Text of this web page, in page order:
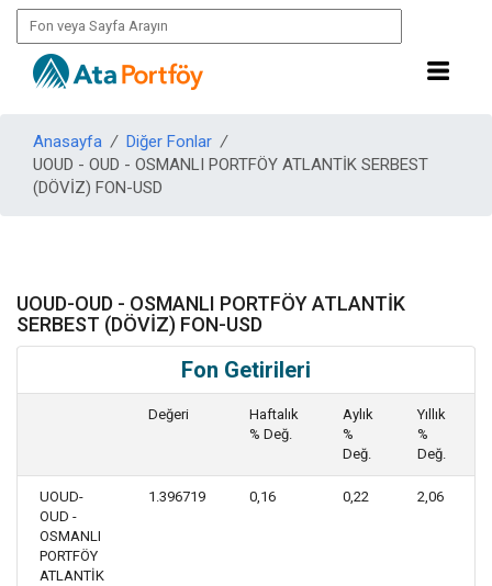
Anasayfa / Diğer Fonlar /
UOUD - OUD - OSMANLI PORTFÖY ATLANTİK SERBEST
(DÖVİZ) FON-USD
UOUD-OUD - OSMANLI PORTFÖY ATLANTİK
SERBEST (DÖVİZ) FON-USD
Fon Getirileri
Değeri
Haftalık
% Değ.
Aylık
%
Değ.
Yıllık
%
Değ.
UOUD-
OUD -
OSMANLI
PORTFÖY
ATLANTİK
1.396719 0,16 0,22 2,06